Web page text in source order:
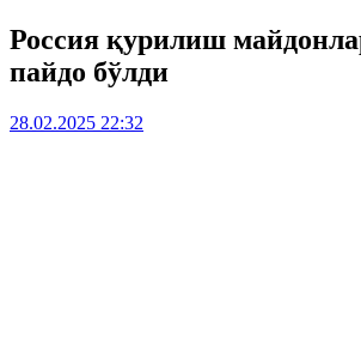
Россия қурилиш
пайдо бўлди
28.02.2025 22:32